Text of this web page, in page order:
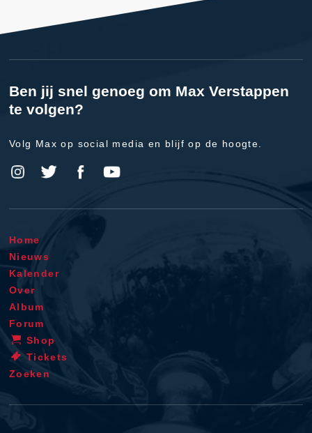
Ben jij snel genoeg om Max Verstappen
te volgen?
Volg Max op social media en blijf op de hoogte.
Home
Nieuws
Kalender
Over
Album
Forum
Shop
Tickets
Zoeken